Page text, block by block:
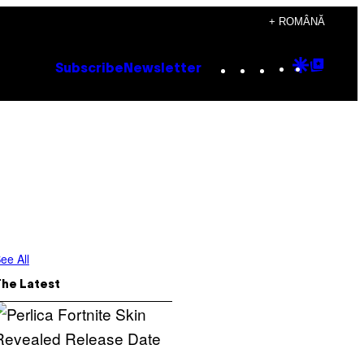
+ ROMÂNĂ
Subscribe Newsletter Instagram
TikTok
YouTube
Google
All
Latest